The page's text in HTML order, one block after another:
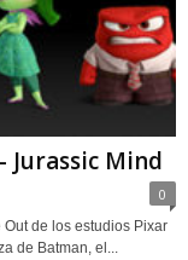
Jurassic Mind
0
de los estudios Pixar
de Batman, el...